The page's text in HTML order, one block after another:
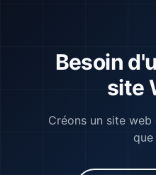
Besoin
site
Créons un site
que